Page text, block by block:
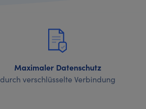
Maximaler Datenschutz
durch verschlüsselte Verbindung